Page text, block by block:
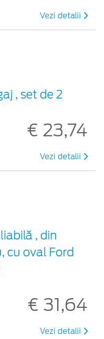
Vezi detalii
, set de 2
€ 23,74
Vezi detalii
, din
cu oval Ford
€ 31,64
Vezi detalii